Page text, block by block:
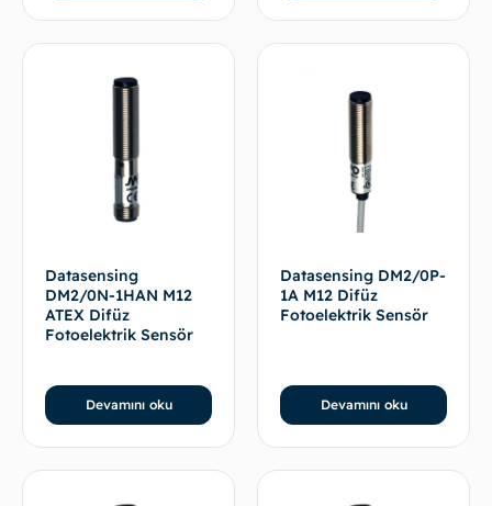
Datasensing
DM2/0N-1HAN M12
ATEX Difüz
Fotoelektrik Sensör
Devamını oku
Datasensing DM2/0P-
1A M12 Difüz
Fotoelektrik Sensör
Devamını oku